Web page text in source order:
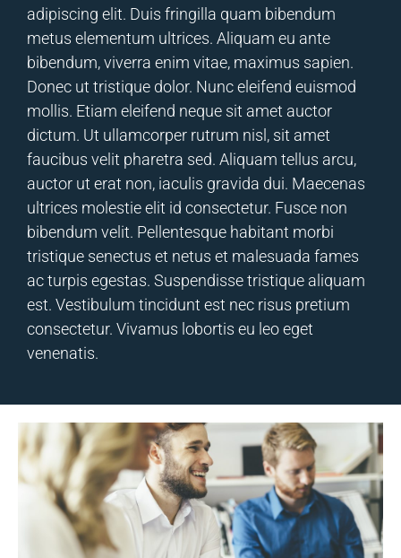
adipiscing elit. Duis fringilla quam bibendum
metus elementum ultrices. Aliquam eu ante
bibendum, viverra enim vitae, maximus sapien.
Donec ut tristique dolor. Nunc eleifend euismod
mollis. Etiam eleifend neque sit amet auctor
dictum. Ut ullamcorper rutrum nisl, sit amet
faucibus velit pharetra sed. Aliquam tellus arcu,
auctor ut erat non, iaculis gravida dui. Maecenas
ultrices molestie elit id consectetur. Fusce non
bibendum velit. Pellentesque habitant morbi
tristique senectus et netus et malesuada fames
ac turpis egestas. Suspendisse tristique aliquam
est. Vestibulum tincidunt est nec risus pretium
consectetur. Vivamus lobortis eu leo eget
venenatis.